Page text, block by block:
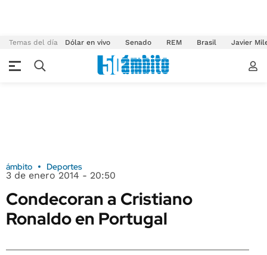
Temas del día Dólar en vivo Senado REM Brasil Javier
ámbito Deportes
3 de enero 2014 - 20:50
Condecoran a Cristiano
Ronaldo en Portugal